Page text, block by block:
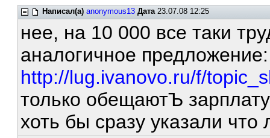
Написал(а) anonymous13 Дата23.07.08 12:25
нее, на 10 000 все таки
аналогичное
http://lug.ivanovo.ru/f/
только обещаютЪ
хоть бы сразу указали что